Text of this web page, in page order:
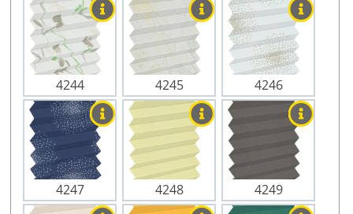
4244 4245 4246
4247 4248 4249